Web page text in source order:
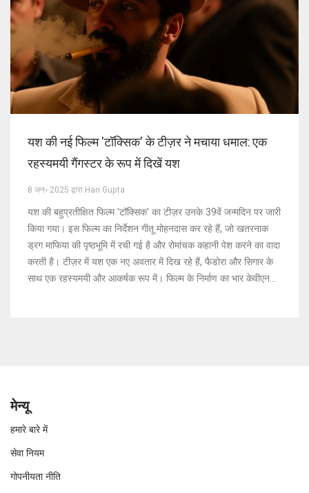
यश की नई फिल्म 'टॉक्सिक' के टीज़र ने मचाया धमाल: एक
रहस्यमयी गैंगस्टर के रूप में दिखें यश
8 जन॰ 2025 द्वारा Hari Gupta
यश की बहुप्रतीक्षित फिल्म 'टॉक्सिक' का टीज़र उनके 39वें जन्मदिन पर जारी
किया गया। इस फिल्म का निर्देशन गीतू मोहनदास कर रहे हैं, जो खतरनाक
ड्रग माफिया की पृष्ठभूमि में रची गई है और रोमांचक कहानी पेश करने का वादा
करती है। टीज़र में यश एक नए अवतार में दिख रहे हैं, फैडोरा और सिगार के
साथ एक रहस्यमयी और आकर्षक रूप में। फिल्म के निर्माण का भार केवीएन
मेन्यू
हमारे बारे में
सेवा नियम
गोपनीयता नीति